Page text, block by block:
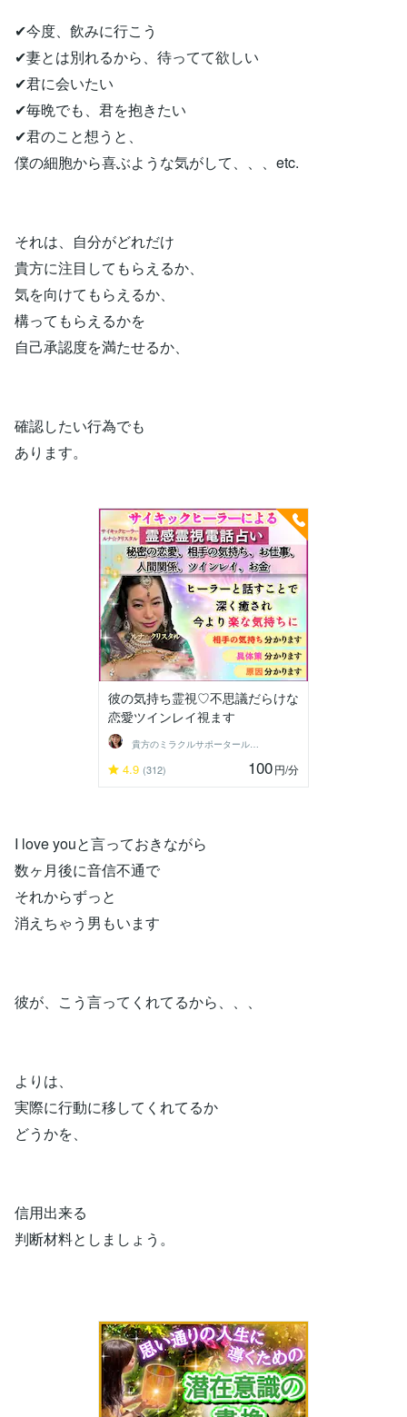
✔︎今度、飲みに行こう
✔︎妻とは別れるから、待ってて欲しい
✔︎君に会いたい
✔︎毎晩でも、君を抱きたい
✔︎君のこと想うと、
僕の細胞から喜ぶような気がして、、、etc.
それは、自分がどれだけ
貴方に注目してもらえるか、
気を向けてもらえるか、
構ってもらえるかを
自己承認度を満たせるか、
確認したい行為でも
あります。
彼の気持ち霊視♡不思議だらけな
恋愛ツインレイ視ます
貴方のミラクルサポータールナ☆クリスタル
4.9 (312) 100円/分
I love youと言っておきながら
数ヶ月後に音信不通で
それからずっと
消えちゃう男もいます
彼が、こう言ってくれてるから、、、
よりは、
実際に行動に移してくれてるか
どうかを、
信用出来る
判断材料としましょう。